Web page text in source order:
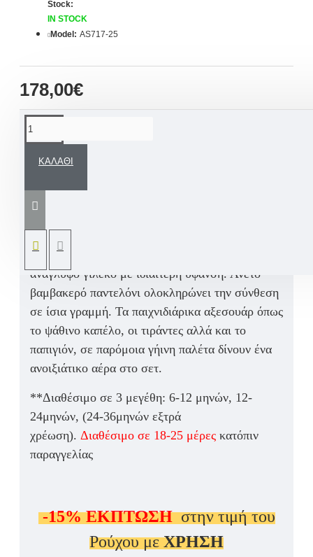
178,00€
Stock:
IN STOCK
Model: AS717-25
ΚΑΛΆΘΙ
πρόταση για βάπτιση που αποτελείται από
τύπωμα, αποτελεί την βάση για ένα διπλό
ανάγλυφο γιλέκο με ιδιαίτερη ύφανση. Άνετο
βαμβακερό παντελόνι ολοκληρώνει την σύνθεση
σε ίσια γραμμή. Τα παιχνιδιάρικα αξεσουάρ όπως
το ψάθινο καπέλο, οι τιράντες αλλά και το
παπιγιόν, σε παρόμοια γήινη παλέτα δίνουν ένα
ανοιξιάτικο αέρα στο σετ.
**Διαθέσιμο σε 3 μεγέθη: 6-12 μηνών, 12-
24μηνών, (24-36μηνών εξτρά
χρέωση). Διαθέσιμο σε 18-25 μέρες κατόπιν
παραγγελίας
-15%ΕΚΠΤΩΣΗ στην τιμή του
Ρούχου μεΧΡΗΣΗ